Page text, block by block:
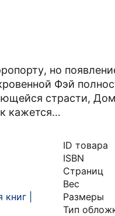
но
Фэй
страсти,
кажется…
|
ID товара
ISBN
Страниц
Вес
Размеры
Тип